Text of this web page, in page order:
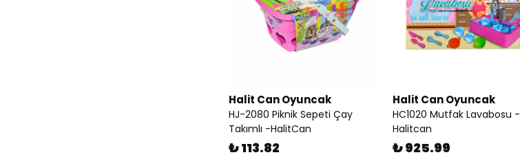
Halit Can Oyuncak
HJ-2080 Piknik Sepeti Çay
Takımlı -HalitCan
₺ 113.82
Halit Can Oyuncak
HC1020 Mutfak Lavabosu -
Halitcan
₺ 925.99